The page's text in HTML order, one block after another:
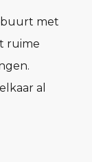
buurt met
ruime
al